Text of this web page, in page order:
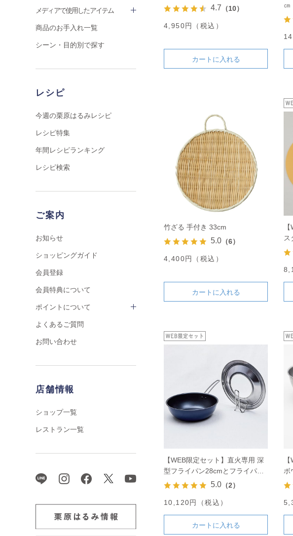
メディアで使用したアイテム
商品のお手入れ一覧
シーン・目的別で探す
レシピ
今週の栗原はるみレシピ
レシピ特集
年間レシピランキング
レシピ検索
ご案内
お知らせ
ショッピングガイド
会員登録
会員特典について
ポイントについて
よくあるご質問
お問い合わせ
店舗情報
ショップ一覧
レストラン一覧
4.7 （10）
4,950円（税込）
カートに入れる
㎝
竹ざる 手付き 33cm
5.0 （6）
4,400円（税込）
カートに入れる
ス
【WEB限定セット】直火専用 深
型フライパン28cmとフライパン
カバーのセット5.0 （2）
10,120円（税込）
カートに入れる
ボ